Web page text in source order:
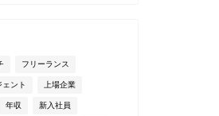
フリーランス
ェント 上場企業
年収 新入社員